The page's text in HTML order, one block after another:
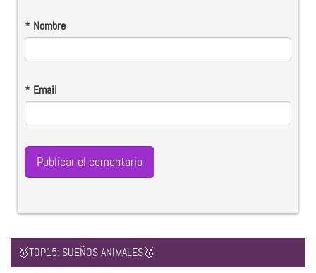
* Nombre
* Email
🥇TOP15: SUEÑOS ANIMALES🥇